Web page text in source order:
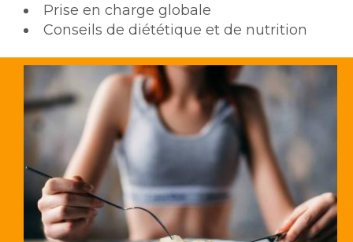
Prise en charge globale
Conseils de diététique et de nutrition